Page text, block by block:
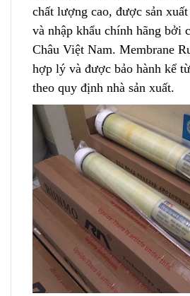
chất lượng cao, được sản
và nhập khẩu chính hãng bởi
Châu Việt Nam. Membrane
hợp lý và được bảo hành kể
theo quy định nhà sản xuất.